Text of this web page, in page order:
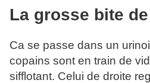
La grosse bite
Ca se passe dans un
copains sont en train de
sifflotant. Celui de droite